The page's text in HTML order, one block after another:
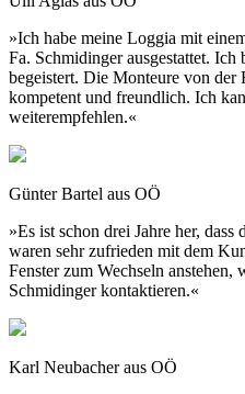
»Ich habe meine Loggia mit
Fa. Schmidinger ausgestattet.
begeistert. Die Monteure von der
kompetent und freundlich. Ich
weiterempfehlen.«
Günter Bartel aus OÖ
»Es ist schon drei Jahre her,
waren sehr zufrieden mit dem
Fenster zum Wechseln
Schmidinger kontaktieren.«
Karl Neubacher aus OÖ